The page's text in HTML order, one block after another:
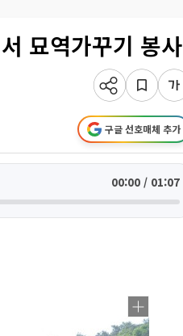
묘역가꾸기 봉사
구글 선호매체 추가
00:00 / 01:07